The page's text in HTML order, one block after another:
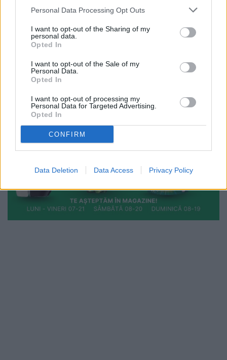
Personal Data Processing Opt Outs
I want to opt-out of the Sharing of my
personal data.
Opted In
I want to opt-out of the Sale of my
Personal Data.
Opted In
I want to opt-out of processing my
Personal Data for Targeted Advertising.
Opted In
CONFIRM
Data Deletion Data Access Privacy Policy